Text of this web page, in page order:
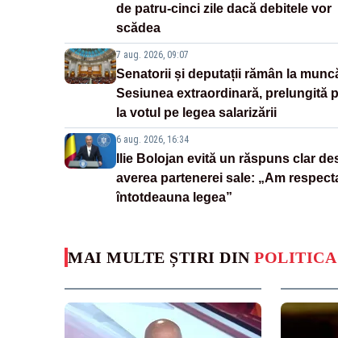
de patru-cinci zile dacă debitele vor
scădea
7 aug. 2026, 09:07
Senatorii și deputații rămân la
Sesiunea extraordinară, prelungită
la votul pe legea salarizării
6 aug. 2026, 16:34
Ilie Bolojan evită un răspuns clar
averea partenerei sale: „Am
întotdeauna legea”
MAI MULTE ȘTIRI DIN